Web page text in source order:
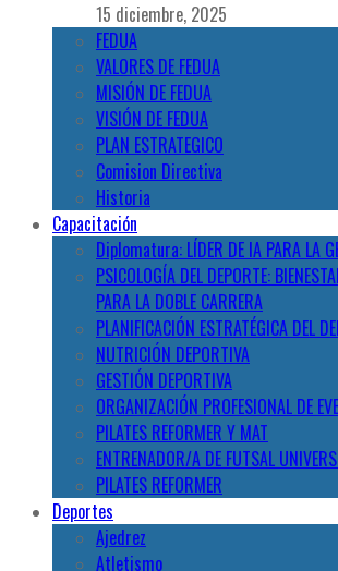
15 diciembre, 2025
FEDUA
VALORES DE FEDUA
MISIÓN DE FEDUA
VISIÓN DE FEDUA
PLAN ESTRATEGICO
Comision Directiva
Historia
Capacitación
Diplomatura: LÍDER DE IA PARA LA
PSICOLOGÍA DEL DEPORTE:
PARA LA DOBLE CARRERA
PLANIFICACIÓN ESTRATÉGICA DEL
NUTRICIÓN DEPORTIVA
GESTIÓN DEPORTIVA
ORGANIZACIÓN PROFESIONAL DE
PILATES REFORMER Y MAT
ENTRENADOR/A DE FUTSAL
PILATES REFORMER
Deportes
Ajedrez
Atletismo